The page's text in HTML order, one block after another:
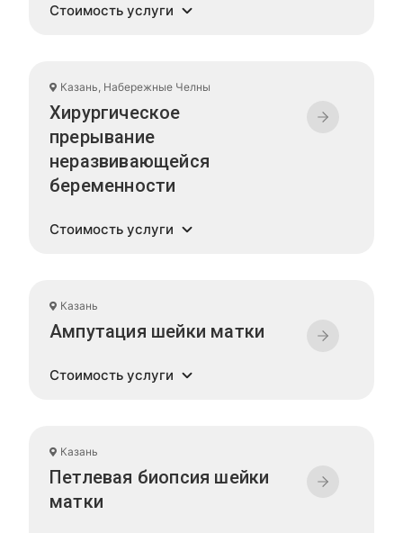
Стоимость услуги
Казань, Набережные Челны
Хирургическое
прерывание
неразвивающейся
беременности
Стоимость услуги
Казань
Ампутация шейки матки
Стоимость услуги
Казань
Петлевая биопсия шейки
матки